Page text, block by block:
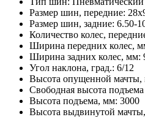
Размер шин, передние:
Размер шин, задние: 6.50-
Количество колес,
Ширина передних колес,
Ширина задних колес, мм:
Угол наклона, град.: 6/12
Высота опущенной мачты,
Свободная высота
Высота подъема, мм: 3000
Высота выдвинутой